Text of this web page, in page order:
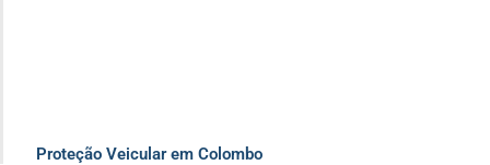
Proteção Veicular em Colombo